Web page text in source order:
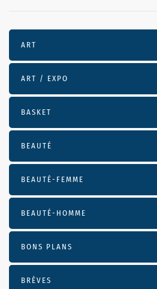
ART
ART / EXPO
BASKET
BEAUTÉ
BEAUTÉ-FEMME
BEAUTÉ-HOMME
BONS PLANS
BRÈVES